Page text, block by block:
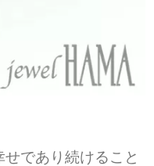
であり続けること